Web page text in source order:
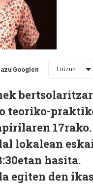
Googlen Entzun
teoriko-
17rako.
lokalean
hasita.
egiten den